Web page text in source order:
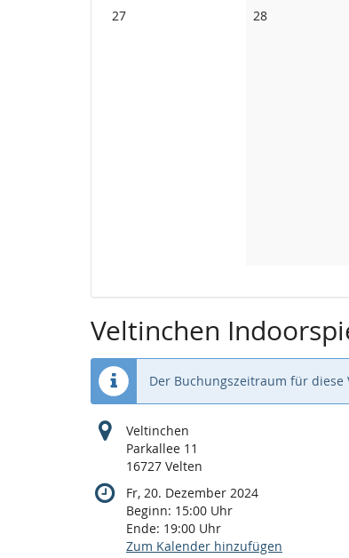
27Keine
28Keine
Veltinchen
Der Buchungszeitraum für
Veltinchen
Parkallee 11
16727 Velten
Fr, 20. Dezember 2024
Beginn: 15:00 Uhr
Ende: 19:00 Uhr
Zum Kalender hinzufügen